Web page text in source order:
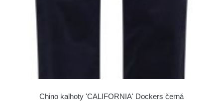
Chino kalhoty 'CALIFORNIA' Dockers černá